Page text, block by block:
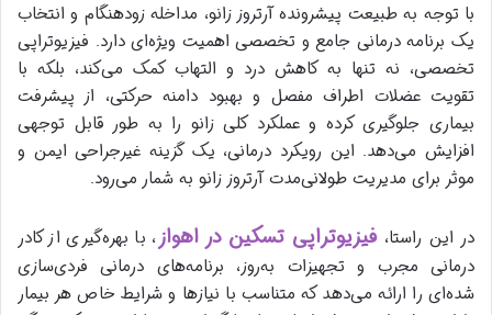
با توجه به طبیعت پیشرونده آرتروز زانو، مداخله زودهنگام و انتخاب
یک برنامه درمانی جامع و تخصصی اهمیت ویژه‌ای دارد. فیزیوتراپی
تخصصی، نه تنها به کاهش درد و التهاب کمک می‌کند، بلکه با
تقویت عضلات اطراف مفصل و بهبود دامنه حرکتی، از پیشرفت
بیماری جلوگیری کرده و عملکرد کلی زانو را به طور قابل توجهی
افزایش می‌دهد. این رویکرد درمانی، یک گزینه غیرجراحی ایمن و
موثر برای مدیریت طولانی‌مدت آرتروز زانو به شمار می‌رود.
در این راستا،فیزیوتراپی تسکین در اهواز ، با بهره‌گیری از کادر
درمانی مجرب و تجهیزات به‌روز، برنامه‌های درمانی فردی‌سازی
شده‌ای را ارائه می‌دهد که متناسب با نیازها و شرایط خاص هر بیمار